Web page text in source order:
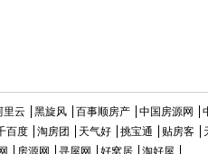
里云 黑旋风 百事顺房产 中国房源网
百度 淘房团 天气好 挑宝通 贴房客
房源网 寻屋网 好窝居 淘好屋